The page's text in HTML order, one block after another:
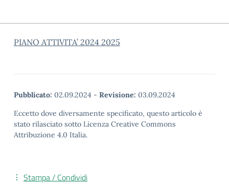
PIANO ATTIVITA’ 2024 2025
Pubblicato: 02.09.2024 - Revisione: 03.09.2024
Eccetto dove diversamente specificato, questo articolo è
stato rilasciato sotto Licenza Creative Commons
Attribuzione 4.0 Italia.
Stampa / Condividi